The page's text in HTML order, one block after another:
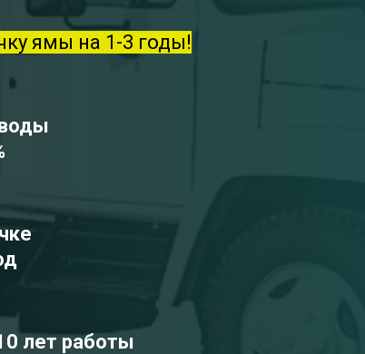
ямы на 1-3 годы!
лет работы